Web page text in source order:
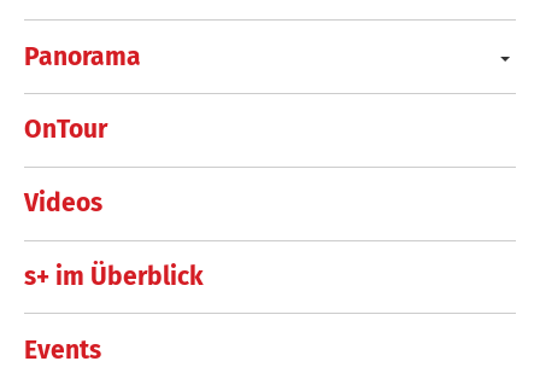
Panorama
OnTour
Videos
s+ im Überblick
Events